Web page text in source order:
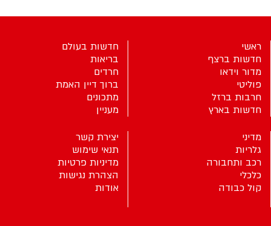
ראשי
חדשות ברצף
מדור וידאו
פוליטי
חרבות ברזל
חדשות בארץ
חדשות בעולם
בריאות
חרדים
ברוך דיין האמת
מתכונים
מעניין
מדיני
גלריות
רכב ותחבורה
כלכלי
קול כבודה
יצירת קשר
תנאי שימוש
מדיניות פרטיות
הצהרת נגישות
אודות